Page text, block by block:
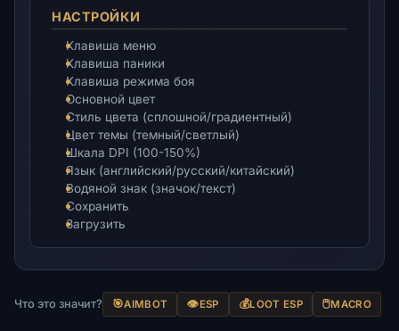
НАСТРОЙКИ
Клавиша меню
Клавиша паники
Клавиша режима боя
Основной цвет
Стиль цвета (сплошной/градиентный)
Цвет темы (темный/светлый)
Шкала DPI (100-150%)
Язык (английский/русский/китайский)
Водяной знак (значок/текст)
Сохранить
Загрузить
Что это значит? 🎯AIMBOT 👁️ESP 💰LOOT ESP 🖱️MACRO